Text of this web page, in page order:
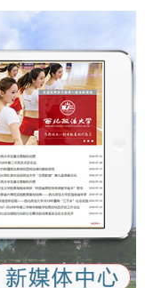
zw/10490348.sh
jizhezaixian_092
sha
作高质量发展中凝
步明确我省哲学社
提质。《条例》坚
通过明确优化学
，进一步厘明我省
系的布局重点和方
等哲学社会科学机
。 三是进一步激
成果产出精彩纷
、社会支持和宣传
成果发布、交流活